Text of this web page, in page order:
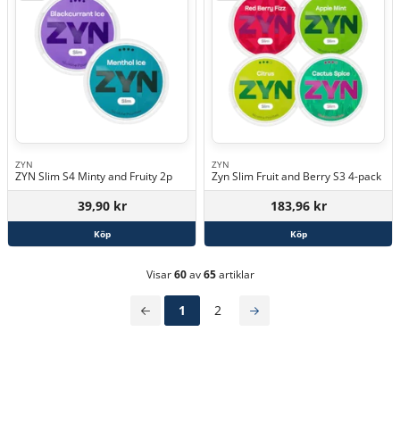
ZYN
ZYN Slim S4 Minty and Fruity 2p
39,90 kr
Köp
ZYN
Zyn Slim Fruit and Berry S3 4-pack
183,96 kr
Köp
Visar60av65artiklar
1 2